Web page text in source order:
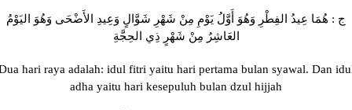
ج : هُمَا عِيدُ الفِطْرِ وَهُوَ أَوَّلُ يَوْمِ مِنْ شَهْرِ شَوَّالٍ وَعِيدِ الأَضْحَى وَهُوَ اليَوْمُ
العَاشِرُ مِنْ شَهْرٍ ذِي الحِجَّةِ
hari raya adalah: idul fitri yaitu hari pertama bulan syawal. Dan
adha yaitu hari kesepuluh bulan dzul hijjah